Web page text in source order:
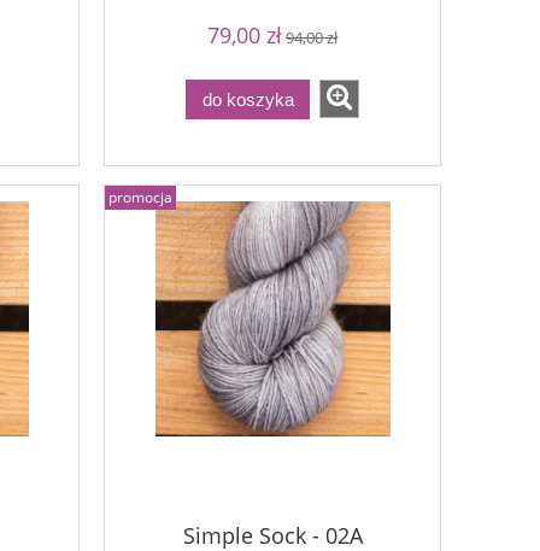
79,00 zł94,00 zł
do koszyka
Simple Sock - 02A
promocja